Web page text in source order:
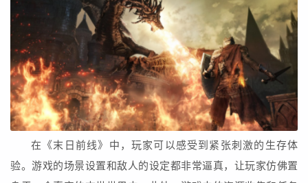
在《末日前线》中，玩家可以感受到紧张刺激的生存体
验。游戏的场景设置和敌人的设定都非常逼真，让玩家仿佛置